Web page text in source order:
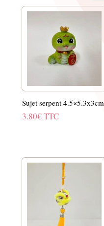
popularité
Sujet serpent 4.5×5.3x3cm
3.80€TTC